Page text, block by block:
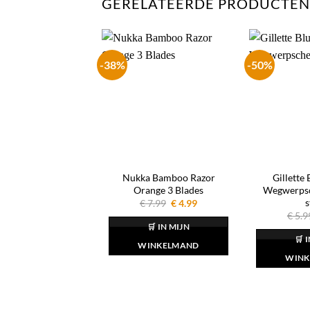
-38%
Nukka Bamboo Razor
Orange 3 Blades
€7.99 Oorspronkelijke
was:
€ 7.99.
€4.99Huidige
🛒 IN MIJN
WINKELMAND
-50%
Gillette
€
🛒